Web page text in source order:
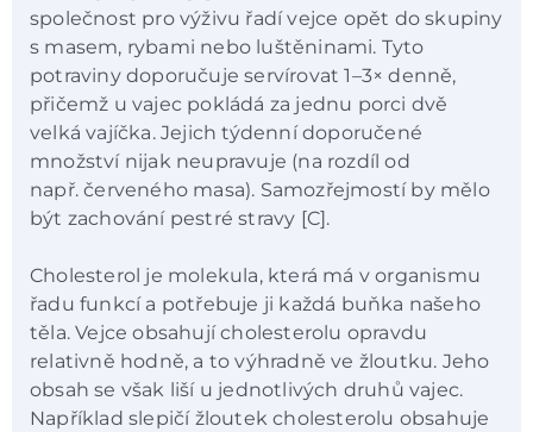
společnost pro výživu řadí vejce opět do skupiny
s masem, rybami nebo luštěninami. Tyto
potraviny doporučuje servírovat 1–3× denně,
přičemž u vajec pokládá za jednu porci dvě
velká vajíčka. Jejich týdenní doporučené
množství nijak neupravuje (na rozdíl od
např. červeného masa). Samozřejmostí by mělo
být zachování pestré stravy [C].
Cholesterol je molekula, která má v organismu
řadu funkcí a potřebuje ji každá buňka našeho
těla. Vejce obsahují cholesterolu opravdu
relativně hodně, a to výhradně ve žloutku. Jeho
obsah se však liší u jednotlivých druhů vajec.
Například slepičí žloutek cholesterolu obsahuje